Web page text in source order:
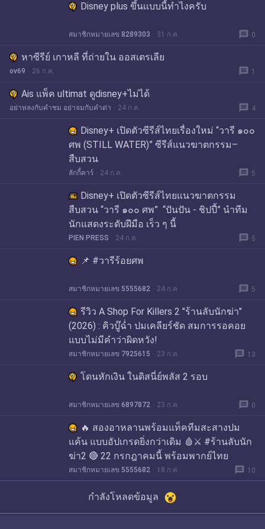
Disney plus ขึ้นเเบบนี้ทำไงครับ
สมาชิกหมายเลข 8289303 31 ก.ค. message 0
หาซีรีย์ เกาหลี ที่ถ่ายใน ออสเตรเลีย
ov69 26 ก.ค. message 1
Ais แพ็ค ultimat ดูdisney+ไม่ได้
อย่าหลงกับคำชม อย่าจมกับคำด่า 24 ก.ค. message 4
Disney+ เปิดตัวซีรีส์ไทยเรื่องใหม่ “วารี ๑๐๐
ศพ (STILL WATER)” ซีรีส์แนวฆาตกรรม–
สืบสวน
ลักกี้คาร์ 24 ก.ค. message 5
Disney+ เปิดตัวซีรีส์ไทยแนวฆาตกรรม
สืบสวน “วารี ๑๐๐ ศพ” “ปันปัน - ชิปปี้” นำทีม
นักแสดงระดับฝีมือ เร็ว ๆ นี้
PIEN PRESS 24 ก.ค. message 5
📌 #วารีร้อยศพ
สมาชิกหมายเลข 5555682 24 ก.ค. message 5
รีวิว A Shop For Killers 2 "ร้านลับนักฆ่า"
(2026) : คิวบู๊ฉ่ำ ปมเคลียร์ชัด สมการรอคอย
แบบไม่มีคำว่าผิดหวัง!
สมาชิกหมายเลข 7925615 23 ก.ค. message 13
โดนหักเงิน ในดิสนี่ย์พลัส 2 รอบ
สมาชิกหมายเลข 6897872 23 ก.ค. message 0
🔥 สองอาหลานพร้อมแท็คทีมสะสางปม
แค้น แบบอัปเกรดยิ่งกว่าเดิม 🩸⚔️ #ร้านลับนัก
ฆ่า2 🔴 22 กรกฎาคมนี้ พร้อมพากย์ไทย
สมาชิกหมายเลข 5555682 18 ก.ค. message 10
กำลังโหลดข้อมูล